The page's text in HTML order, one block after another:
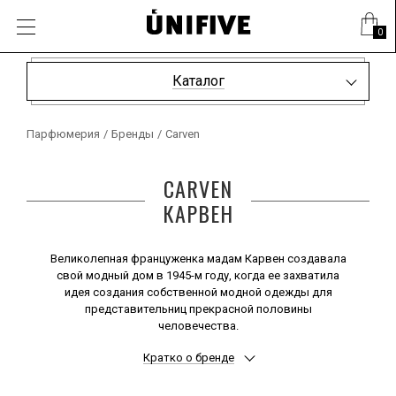
0
Каталог
Парфюмерия / Бренды / Carven
CARVEN
КАРВЕН
Великолепная француженка мадам Карвен создавала
свой модный дом в 1945-м году, когда ее захватила
идея создания собственной модной одежды для
представительниц прекрасной половины
человечества.
дому, названному создательницей Carven Variations,
Кратко о бренде